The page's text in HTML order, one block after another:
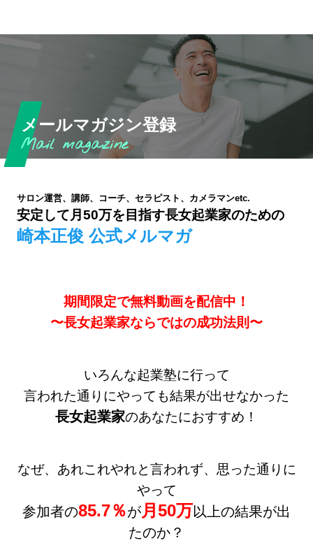
メールマガジン登録
サロン運営、講師、コーチ、セラピスト、カメラマンetc.
安定して月50万を目指す長女起業家のための
崎本正俊 公式メルマガ
期間限定で無料動画を配信中！
〜長女起業家ならではの成功法則〜
いろんな起業塾に行って
言われた通りにやっても結果が出せなかった
長女起業家のあなたにおすすめ！
なぜ、あれこれやれと言われず、思った通りに
やって
参加者の85.7％が月50万以上の結果が出
たのか？